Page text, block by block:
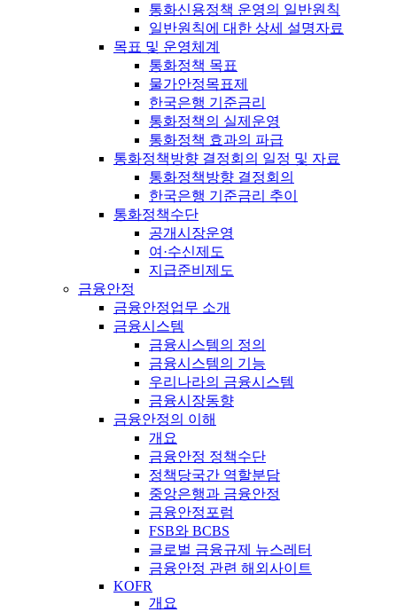
통화신용정책 운영의 일반원칙
일반원칙에 대한 상세 설명자료
목표 및 운영체계
통화정책 목표
물가안정목표제
한국은행 기준금리
통화정책의 실제운영
통화정책 효과의 파급
통화정책방향 결정회의 일정 및 자료
통화정책방향 결정회의
한국은행 기준금리 추이
통화정책수단
공개시장운영
여·수신제도
지급준비제도
금융안정
금융안정업무 소개
금융시스템
금융시스템의 정의
금융시스템의 기능
우리나라의 금융시스템
금융시장동향
금융안정의 이해
개요
금융안정 정책수단
정책당국간 역할분담
중앙은행과 금융안정
금융안정포럼
FSB와 BCBS
글로벌 금융규제 뉴스레터
금융안정 관련 해외사이트
KOFR
개요